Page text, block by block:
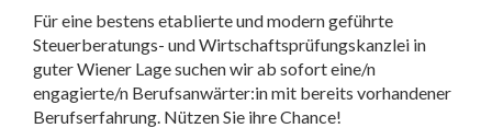
Für eine bestens etablierte und modern geführte
Steuerberatungs- und Wirtschaftsprüfungskanzlei in
guter Wiener Lage suchen wir ab sofort eine/n
engagierte/n Berufsanwärter:in mit bereits vorhandener
Berufserfahrung. Nützen Sie ihre Chance!